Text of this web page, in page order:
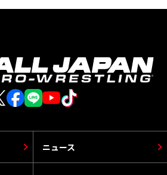
ニュース